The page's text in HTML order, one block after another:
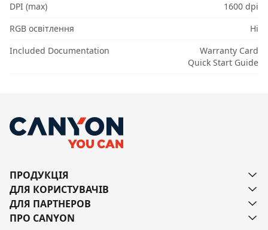
DPI (max)
1600 dpi
RGB освітлення
Ні
Included Documentation
Warranty Card
Quick Start Guide
ПРОДУКЦІЯ
ДЛЯ КОРИСТУВАЧІВ
ДЛЯ ПАРТНЕРОВ
ПРО CANYON